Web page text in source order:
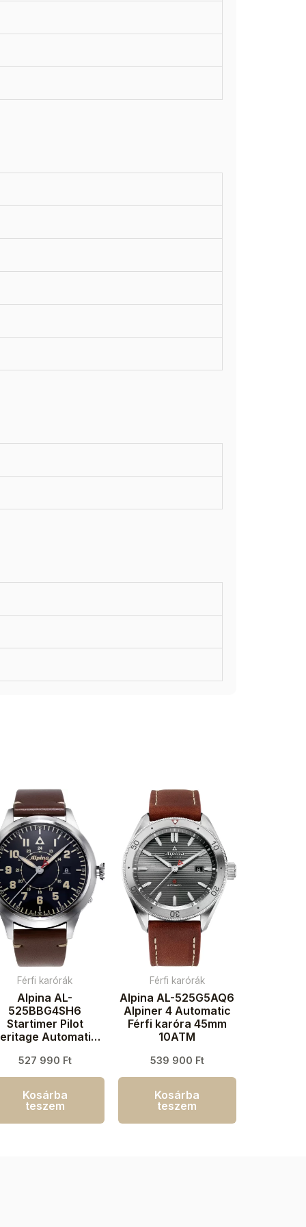
Férfi karórák
Alpina AL-
525BBG4SH6
Startimer Pilot
Automatic
3ATM
527 990 Ft
Kosárba
teszem
Férfi karórák
Alpina AL-525G5AQ6
Alpiner 4 Automatic
Férfi karóra 45mm
10ATM
539 900 Ft
Kosárba
teszem